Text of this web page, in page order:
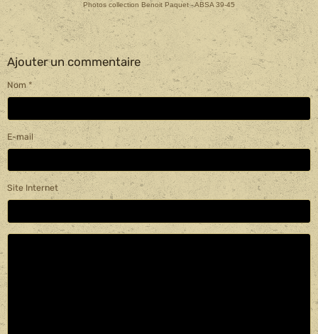
Photos collection Benoit Paquet - ABSA 39-45
Ajouter un commentaire
Nom
E-mail
Site Internet